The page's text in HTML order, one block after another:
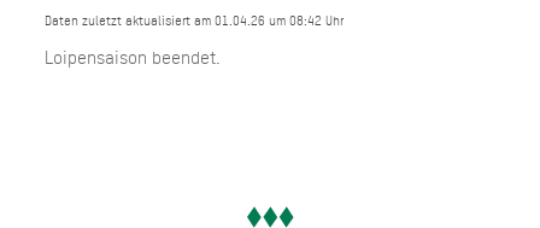
Daten zuletzt aktualisiert am 01.04.26 um 08:42 Uhr
Loipensaison beendet.